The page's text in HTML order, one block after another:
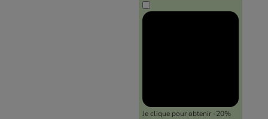
Je clique pour obtenir -20%